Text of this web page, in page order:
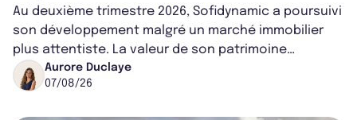
Au deuxième trimestre 2026, Sofidynamic a poursuivi
son développement malgré un marché immobilier
plus attentiste. La valeur de son patrimoine
progresse de 3,8% à périmètre constan...
Aurore Duclaye
07/08/26